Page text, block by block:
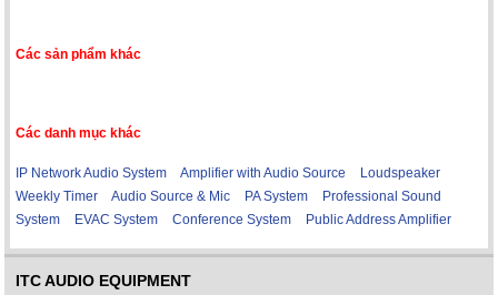
Các sản phẩm khác
Các danh mục khác
IP Network Audio System Amplifier with Audio Source
Loudspeaker
Weekly Timer
Audio Source & Mic PA System
Professional Sound
System
EVAC System Conference System Public Address Amplifier
ITC AUDIO EQUIPMENT